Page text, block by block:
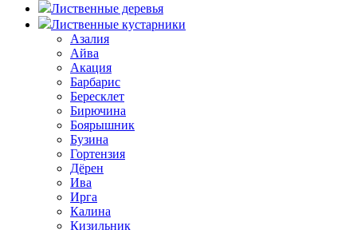
Лиственные деревья
Лиственные кустарники
Азалия
Айва
Акация
Барбарис
Бересклет
Бирючина
Боярышник
Бузина
Гортензия
Дёрен
Ива
Ирга
Калина
Кизильник